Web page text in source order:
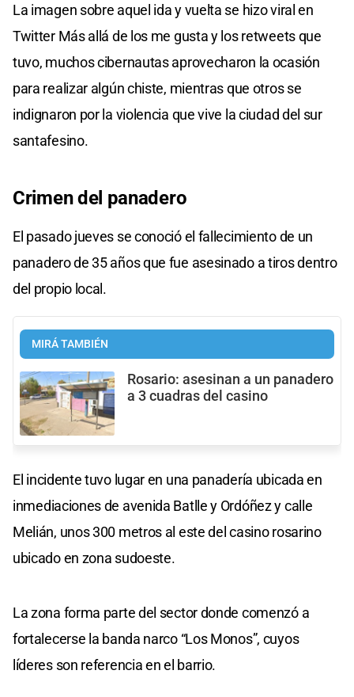
La imagen sobre aquel ida y vuelta se hizo viral en
Twitter Más allá de los me gusta y los retweets que
tuvo, muchos cibernautas aprovecharon la ocasión
para realizar algún chiste, mientras que otros se
indignaron por la violencia que vive la ciudad del sur
santafesino.
Crimen del panadero
El pasado jueves se conoció el fallecimiento de un
panadero de 35 años que fue asesinado a tiros dentro
del propio local.
MIRÁ TAMBIÉN
Rosario: asesinan a un panadero
a 3 cuadras del casino
El incidente tuvo lugar en una panadería ubicada en
inmediaciones de avenida Batlle y Ordóñez y calle
Melián, unos 300 metros al este del casino rosarino
ubicado en zona sudoeste.
La zona forma parte del sector donde comenzó a
fortalecerse la banda narco “Los Monos”, cuyos
líderes son referencia en el barrio.